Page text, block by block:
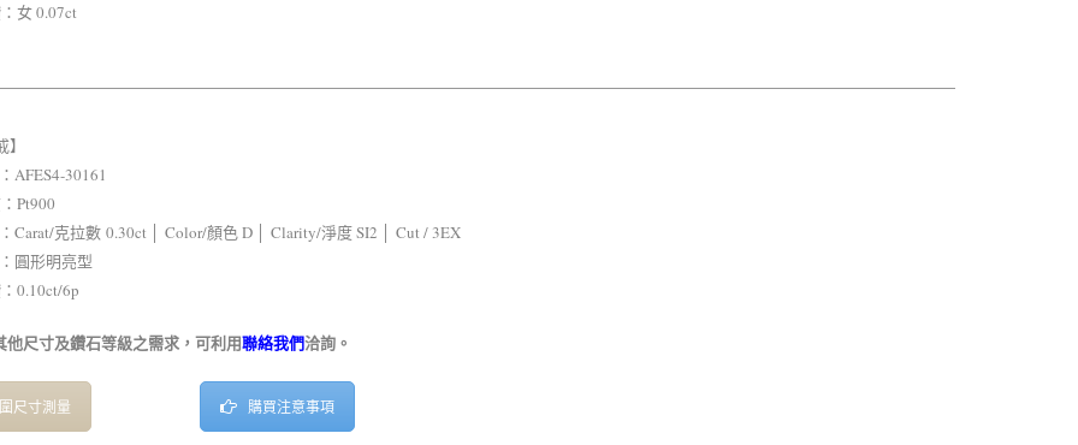
0.07ct
】
AFES4-30161
Carat/克拉數 0.30ct │ Color/顏色 D │ Clarity/淨度 SI2 │ Cut / 3EX
圓形明亮型
6p
他尺寸及鑽石等級之需求，可利用聯絡我們洽詢。
尺寸測量 購買注意事項